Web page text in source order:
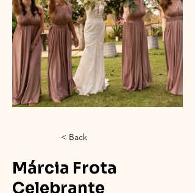
< Back
Márcia Frota
Celebrante